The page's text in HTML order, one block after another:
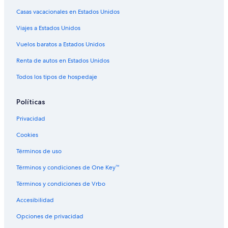
Hoteles cerca de National Western Complex
Hoteles con restaurante en Five Points
Hoteles en Five Points
Hoteles 3 estrellas en Welby
Casas vacacionales en Estados Unidos
Viajes a Estados Unidos
Vuelos baratos a Estados Unidos
Renta de autos en Estados Unidos
Todos los tipos de hospedaje
Políticas
Privacidad
Cookies
Términos de uso
Términos y condiciones de One Key™
Términos y condiciones de Vrbo
Accesibilidad
Opciones de privacidad